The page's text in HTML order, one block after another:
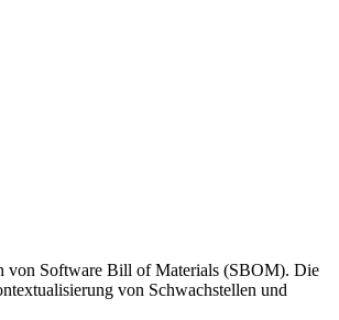
von Software Bill of Materials (SBOM). Die
von Schwachstellen und